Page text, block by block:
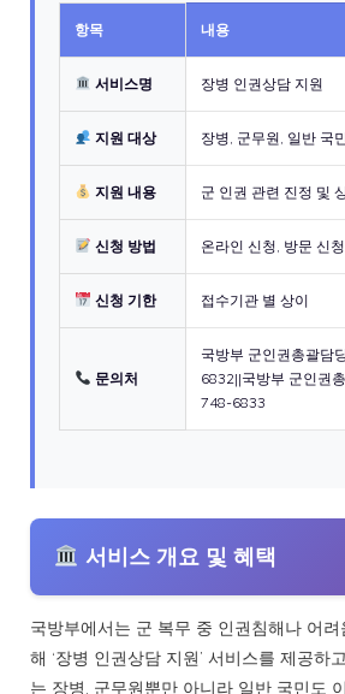
항목 내용
서비스명 장병 인권상담 지원
지원 대상 장병, 군무원, 일반 국
지원 내용 군 인권 관련 진정 및
신청 방법 온라인 신청, 방문 신청
신청 기한 접수기관 별 상이
문의처
국방부 군인권총괄담
6832||국방부 군인권
748-6833
서비스 개요 및 혜택
국방부에서는 군 복무 중 인권침해나 어
해 ‘장병 인권상담 지원’ 서비스를 제공하
는 장병, 군무원뿐만 아니라 일반 국민도